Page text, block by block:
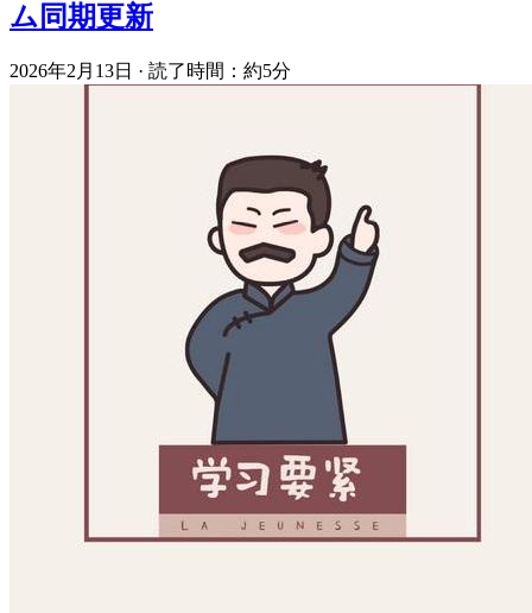
ム同期更新
2026年2月13日 · 読了時間：約5分